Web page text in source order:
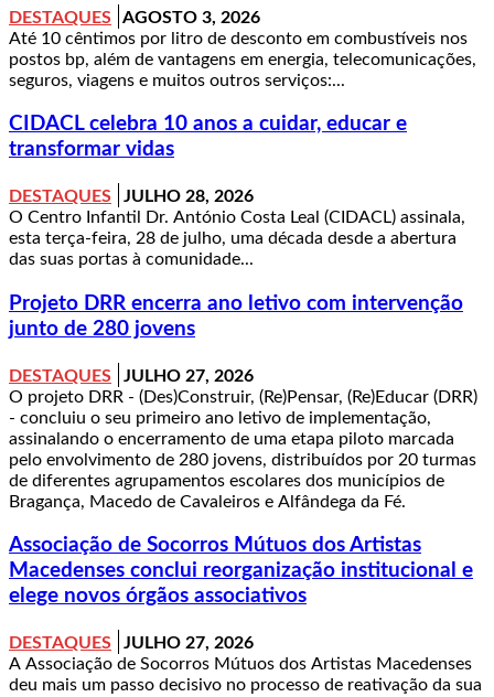
DESTAQUES
AGOSTO 3, 2026
Até 10 cêntimos por litro de desconto em combustíveis nos
postos bp, além de vantagens em energia, telecomunicações,
seguros, viagens e muitos outros serviços:...
CIDACL celebra 10 anos a cuidar, educar e
transformar vidas
DESTAQUES
JULHO 28, 2026
O Centro Infantil Dr. António Costa Leal (CIDACL) assinala,
esta terça-feira, 28 de julho, uma década desde a abertura
das suas portas à comunidade...
Projeto DRR encerra ano letivo com intervenção
junto de 280 jovens
DESTAQUES
JULHO 27, 2026
O projeto DRR - (Des)Construir, (Re)Pensar, (Re)Educar (DRR)
- concluiu o seu primeiro ano letivo de implementação,
assinalando o encerramento de uma etapa piloto marcada
pelo envolvimento de 280 jovens, distribuídos por 20 turmas
de diferentes agrupamentos escolares dos municípios de
Bragança, Macedo de Cavaleiros e Alfândega da Fé.
Associação de Socorros Mútuos dos Artistas
Macedenses conclui reorganização institucional e
elege novos órgãos associativos
DESTAQUES
JULHO 27, 2026
A Associação de Socorros Mútuos dos Artistas Macedenses
deu mais um passo decisivo no processo de reativação da sua